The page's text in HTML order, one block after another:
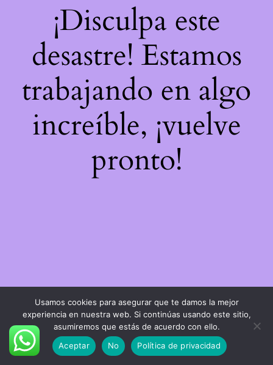
¡Disculpa este
desastre! Estamos
trabajando en algo
increíble, ¡vuelve
pronto!
Usamos cookies para asegurar que te damos la mejor
experiencia en nuestra web. Si continúas usando este sitio,
asumiremos que estás de acuerdo con ello.
Aceptar
No Política de privacidad